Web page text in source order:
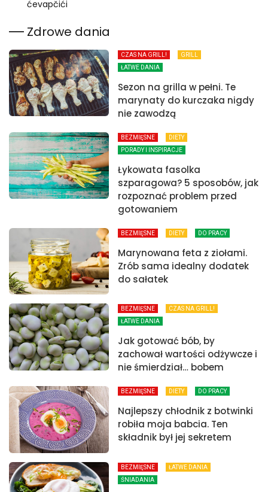
ćevapčići
Zdrowe dania
CZAS NA GRILL!
GRILL
ŁATWE DANIA
Sezon na grilla w pełni. Te
marynaty do kurczaka nigdy
nie zawodzą
BEZMIĘSNE
DIETY
PORADY I INSPIRACJE
Łykowata fasolka
szparagowa? 5 sposobów, jak
rozpoznać problem przed
gotowaniem
BEZMIĘSNE DIETY DO PRACY
Marynowana feta z ziołami.
Zrób sama idealny dodatek
do sałatek
BEZMIĘSNE
CZAS NA GRILL!
ŁATWE DANIA
Jak gotować bób, by
zachował wartości odżywcze i
nie śmierdział… bobem
BEZMIĘSNE DIETY DO PRACY
Najlepszy chłodnik z botwinki
robiła moja babcia. Ten
składnik był jej sekretem
BEZMIĘSNE
ŁATWE DANIA
ŚNIADANIA